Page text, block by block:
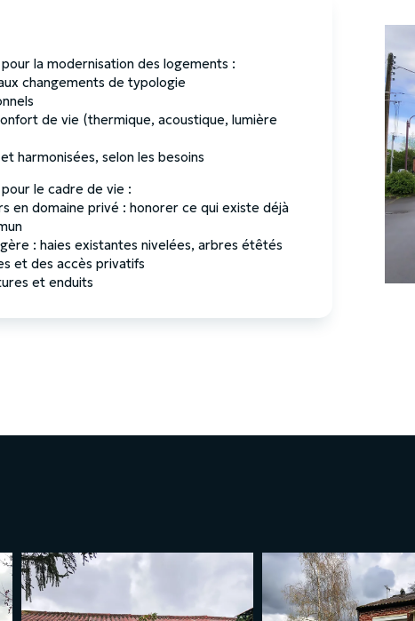
la modernisation des logements :
changements de typologie
de vie (thermique, acoustique, lumière
harmonisées, selon les besoins
le cadre de vie :
en domaine privé : honorer ce qui existe déjà
: haies existantes nivelées, arbres étêtés
et des accès privatifs
et enduits